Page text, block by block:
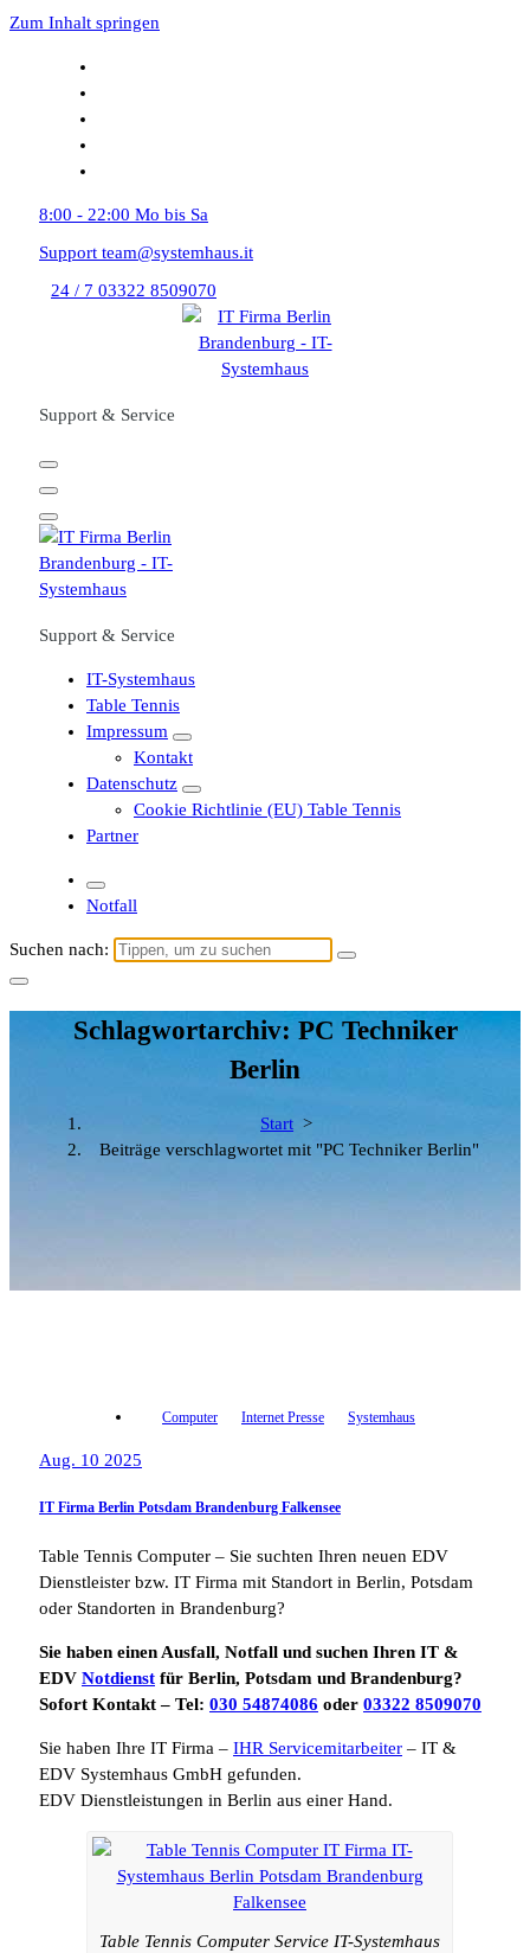
Zum Inhalt springen
8:00 - 22:00 Mo bis Sa
Support team@systemhaus.it
24 / 7 03322 8509070
Support & Service
Support & Service
IT-Systemhaus
Table Tennis
Impressum
Kontakt
Datenschutz
Cookie Richtlinie (EU) Table Tennis
Partner
Notfall
Suchen nach:
Schlagwortarchiv: PC Techniker
Berlin
Start >
Beiträge verschlagwortet mit "PC Techniker Berlin"
Computer Internet Presse Systemhaus
Aug. 10 2025
IT Firma Berlin Potsdam Brandenburg Falkensee
Table Tennis Computer – Sie suchten Ihren neuen EDV
Dienstleister bzw. IT Firma mit Standort in Berlin, Potsdam
oder Standorten in Brandenburg?
Sie haben einen Ausfall, Notfall und suchen Ihren IT &
EDV Notdienst für Berlin, Potsdam und Brandenburg?
Sofort Kontakt – Tel: 030 54874086 oder 03322 8509070
Sie haben Ihre IT Firma – IHR Servicemitarbeiter – IT &
EDV Systemhaus GmbH gefunden.
EDV Dienstleistungen in Berlin aus einer Hand.
Table Tennis Computer Service IT-Systemhaus